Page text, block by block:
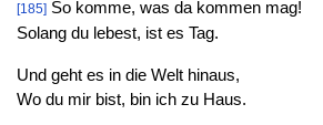
[185]So komme, was da kommen mag!
Solang du lebest, ist es Tag.
Und geht es in die Welt hinaus,
Wo du mir bist, bin ich zu Haus.